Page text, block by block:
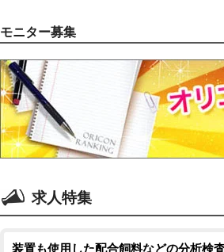
モニター募集
求人特集
装置も使用した配合飼料などの分析検